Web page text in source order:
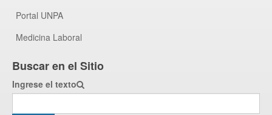
Portal UNPA
Medicina Laboral
Buscar en el Sitio
Ingrese el texto